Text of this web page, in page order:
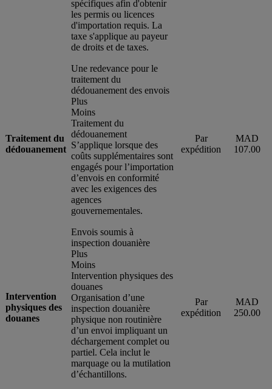
spécifiques afin d'obtenir
les permis ou licences
d'importation requis. La
taxe s'applique au payeur
de droits et de taxes.
Traitement du
dédouanement
Une redevance pour le
traitement du
dédouanement des envois
Plus
Moins
Traitement du
dédouanement
S’applique lorsque des
coûts supplémentaires sont
engagés pour l’importation
d’envois en conformité
avec les exigences des
agences
gouvernementales.
Par
expédition
MAD
107.00
Intervention
physiques des
douanes
Envois soumis à
inspection douanière
Plus
Moins
Intervention physiques des
douanes
Organisation d’une
inspection douanière
physique non routinière
d’un envoi impliquant un
déchargement complet ou
partiel. Cela inclut le
marquage ou la mutilation
d’échantillons.
Par
expédition
MAD
250.00